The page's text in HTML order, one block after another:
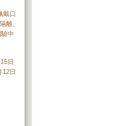
戴口
離、
中
日
日